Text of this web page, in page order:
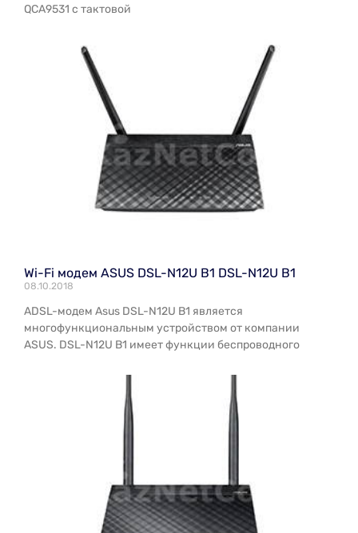
QCA9531 с тактовой
Wi-Fi модем ASUS DSL-N12U B1 DSL-N12U B1
08.10.2018
ADSL-модем Asus DSL-N12U B1 является
многофункциональным устройством от компании
ASUS. DSL-N12U B1 имеет функции беспроводного